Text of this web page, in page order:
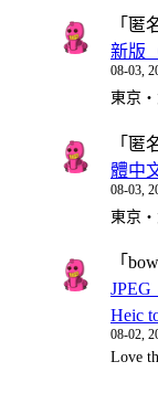
「 匿
新版
08-03,
東京
「 匿
體中
08-03,
東京
「
Heic
08-02,
Love